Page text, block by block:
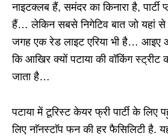
नाइटक्लब हैं, समंदर का किनारा है,
हैं… लेकिन सबसे निगेटिव बात जो यहां से
जगह एक रेड लाइट एरिया भी है…
कि आखिर क्यों पटाया की वॉकिंग स्ट्रीट
जाता है…
पटाया में टूरिस्ट केयर फ्री पार्टी के लिए
लिए नाॅनस्टाॅप फन की हर फैसिलिटी है.